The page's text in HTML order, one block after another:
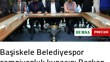
Başiskele Belediyespor